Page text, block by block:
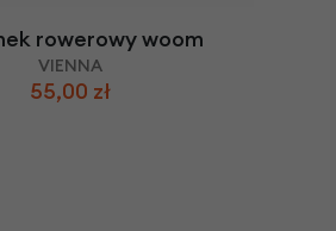
rowerowy woom
VIENNA
55,00 zł